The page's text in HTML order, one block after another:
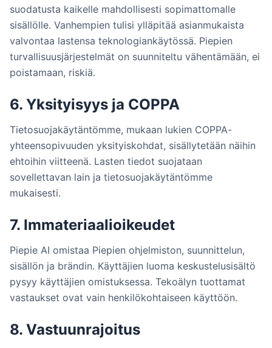
suodatusta kaikelle mahdollisesti sopimattomalle
sisällölle. Vanhempien tulisi ylläpitää asianmukaista
valvontaa lastensa teknologiankäytössä. Piepien
turvallisuusjärjestelmät on suunniteltu vähentämään, ei
poistamaan, riskiä.
6. Yksityisyys ja COPPA
Tietosuojakäytäntömme, mukaan lukien COPPA-
yhteensopivuuden yksityiskohdat, sisällytetään näihin
ehtoihin viitteenä. Lasten tiedot suojataan
sovellettavan lain ja tietosuojakäytäntömme
mukaisesti.
7. Immateriaalioikeudet
Piepie AI omistaa Piepien ohjelmiston, suunnittelun,
sisällön ja brändin. Käyttäjien luoma keskustelusisältö
pysyy käyttäjien omistuksessa. Tekoälyn tuottamat
vastaukset ovat vain henkilökohtaiseen käyttöön.
8. Vastuunrajoitus